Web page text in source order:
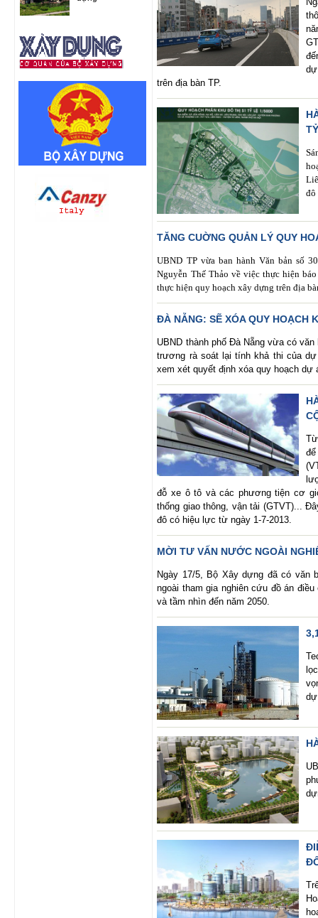
trên địa bàn TP.
đô
TĂNG CUỜNG QUẢN LÝ QUY
UBND TP vừa ban hành Văn bản số
Nguyễn Thế Thảo về việc thực hiện
thực hiện quy hoạch xây dựng trên địa
ĐÀ NẴNG: SẼ XÓA QUY HOẠCH
UBND thành phố Đà Nẵng vừa có
trương rà soát lại tính khả thi của
xem xét quyết định xóa quy hoạch dự
đỗ xe ô tô và các phương tiện cơ
thống giao thông, vận tải (GTVT)...
đô có hiệu lực từ ngày 1-7-2013.
MỜI TƯ VẤN NƯỚC NGOÀI
Ngày 17/5, Bộ Xây dựng đã có
ngoài tham gia nghiên cứu đồ án
và tầm nhìn đến năm 2050.